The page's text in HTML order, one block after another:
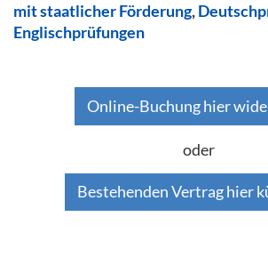
mit staatlicher Förderung,
Englischprüfungen
Online-Buchung hier
oder
Bestehenden Vertrag hier